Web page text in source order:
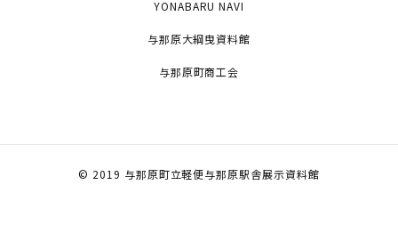
YONABARU NAVI
与那原大綱曳資料館
与那原町商工会
© 2019 与那原町立軽便与那原駅舎展示資料館